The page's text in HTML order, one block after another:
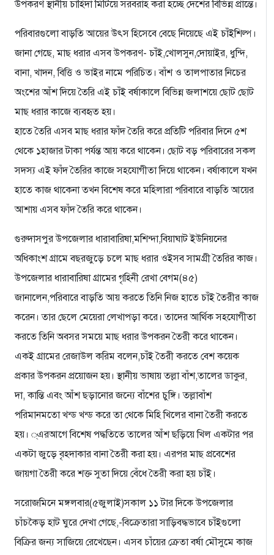
উপকরণ স্থানীয় চাহিদা মিটিয়ে সরবরাহ করা হচ্ছে দেশের বিভিন্ন প্রান্তে।
পরিবারগুলো বাড়তি আয়ের উৎস হিসেবে বেছে নিয়েছে এই চাঁইশিল্প।
জানা গেছে, মাছ ধরার এসব উপকরণ- চাঁই,খোলসুন,দোয়াইর, ধুন্দি,
বানা, খাদন, বিত্তি ও ভাইর নামে পরিচিত। বাঁশ ও তালপাতার নিচের
অংশের আঁশ দিয়ে তৈরি এই চাঁই বর্ষাকালে বিভিন্ন জলাশয়ে ছোট ছোট
মাছ ধরার কাজে ব্যবহৃত হয়।
হাতে তৈরি এসব মাছ ধরার ফাঁদ তৈরি করে প্রতিটি পরিবার দিনে ৫শ
থেকে ১হাজার টাকা পর্যন্ত আয় করে থাকেন। ছোট বড় পরিবারের সকল
সদস্য এই ফাঁদ তৈরির কাজে সহযোগীতা দিয়ে থাকেন। বর্ষাকালে যখন
হাতে কাজ থাকেনা তখন বিশেষ করে মহিলারা পরিবারে বাড়তি আয়ের
আশায় এসব ফাঁদ তৈরি করে থাকেন।
গুরুদাসপুর উপজেলার ধারাবারিষা,মশিন্দা,বিয়াঘাট ইউনিয়নের
অধিকাংশ গ্রামে বছরজুড়ে চলে মাছ ধরার ওইসব সামগ্রী তৈরির কাজ।
উপজেলার ধারাবারিষা গ্রামের গৃহিনী রেখা বেগম(৪৫)
জানালেন,পরিবারে বাড়তি আয় করতে তিনি নিজ হাতে চাঁই তৈরীর কাজ
করেন। তার ছেলে মেয়েরা লেখাপড়া করে। তাদের আর্থিক সহযোগীতা
করতে তিনি অবসর সময়ে মাছ ধরার উপকরন তৈরী করে থাকেন।
একই গ্রামের রেজাউল করিম বলেন,চাঁই তৈরী করতে বেশ কয়েক
প্রকার উপকরন প্রয়োজন হয়। স্থানীয় ভাষায় তল্লা বাঁশ,তালের ডাকুর,
দা, কান্তি এবং আঁশ ছড়ানোর জন্যে বাঁশের চুঙ্গি। তল্লাবাঁশ
পরিমানমতো খন্ড খন্ড করে তা থেকে মিহি খিলের বানা তৈরী করতে
হয়। ্এরআগে বিশেষ পদ্ধতিতে তালের আঁশ ছড়িয়ে খিল একটার পর
একটা জুড়ে বৃহদাকার বানা তৈরী করা হয়। এরপর মাছ প্রবেশের
জায়গা তৈরী করে শক্ত সুতা দিয়ে বেঁধে তৈরী করা হয় চাঁই।
সরোজমিনে মঙ্গলবার(৫জুলাই)সকাল ১১ টার দিকে উপজেলার
চাঁচকৈড় হাট ঘুরে দেখা গেছে,-বিক্রেতারা সাড়িবদ্ধভাবে চাঁইগুলো
বিক্রির জন্য সাজিয়ে রেখেছেন। এসব চাঁয়ের ক্রেতা বর্ষা মৌসুমে কাজ